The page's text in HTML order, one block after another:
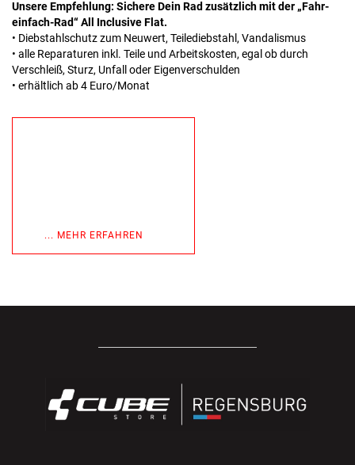
Unsere Empfehlung: Sichere Dein Rad zusätzlich mit der „Fahr-
einfach-Rad“ All Inclusive Flat.
• Diebstahlschutz zum Neuwert, Teilediebstahl, Vandalismus
• alle Reparaturen inkl. Teile und Arbeitskosten, egal ob durch
Verschleiß, Sturz, Unfall oder Eigenverschulden
• erhältlich ab 4 Euro/Monat
... MEHR ERFAHREN